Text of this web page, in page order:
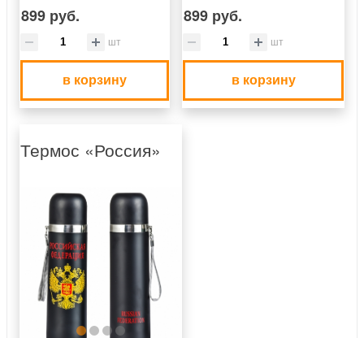
899 руб.
шт
в корзину
899 руб.
шт
в корзину
Термос «Россия»